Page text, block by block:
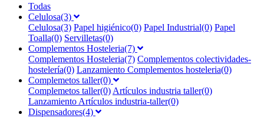
Todas
Celulosa(3)
Celulosa(3) Papel higiénico(0) Papel Industrial(0) Papel
Toalla(0) Servilletas(0)
Complementos Hosteleria(7)
Complementos Hosteleria(7) Complementos colectividades-
hostelería(0) Lanzamiento Complementos hosteleria(0)
Complemetos taller(0)
Complemetos taller(0) Artículos industria taller(0)
Lanzamiento Artículos industria-taller(0)
Dispensadores(4)